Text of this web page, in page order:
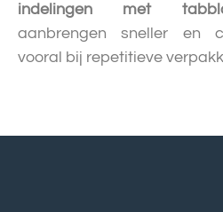
indelingen met
aanbrengen sneller en
vooral bij repetitieve